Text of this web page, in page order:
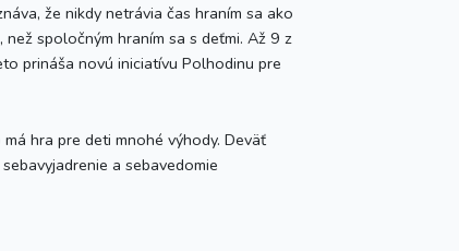
že nikdy netrávia čas hraním sa ako
spoločným hraním sa s deťmi. Až 9 z
prináša novú iniciatívu Polhodinu pre
má hra pre deti mnohé výhody. Deväť
a sebavedomie